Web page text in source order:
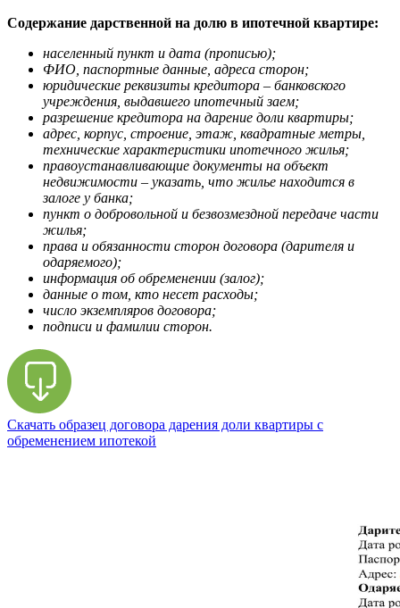
Содержание дарственной на долю в ипотечной квартире:
населенный пункт и дата (прописью);
ФИО, паспортные данные, адреса сторон;
юридические реквизиты кредитора – банковского
учреждения, выдавшего ипотечный заем;
разрешение кредитора на дарение доли квартиры;
адрес, корпус, строение, этаж, квадратные метры,
технические характеристики ипотечного жилья;
правоустанавливающие документы на объект
недвижимости – указать, что жилье находится в
залоге у банка;
пункт о добровольной и безвозмездной передаче части
жилья;
права и обязанности сторон договора (дарителя и
одаряемого);
информация об обременении (залог);
данные о том, кто несет расходы;
число экземпляров договора;
подписи и фамилии сторон.
Скачать образец договора дарения доли квартиры с
обременением ипотекой